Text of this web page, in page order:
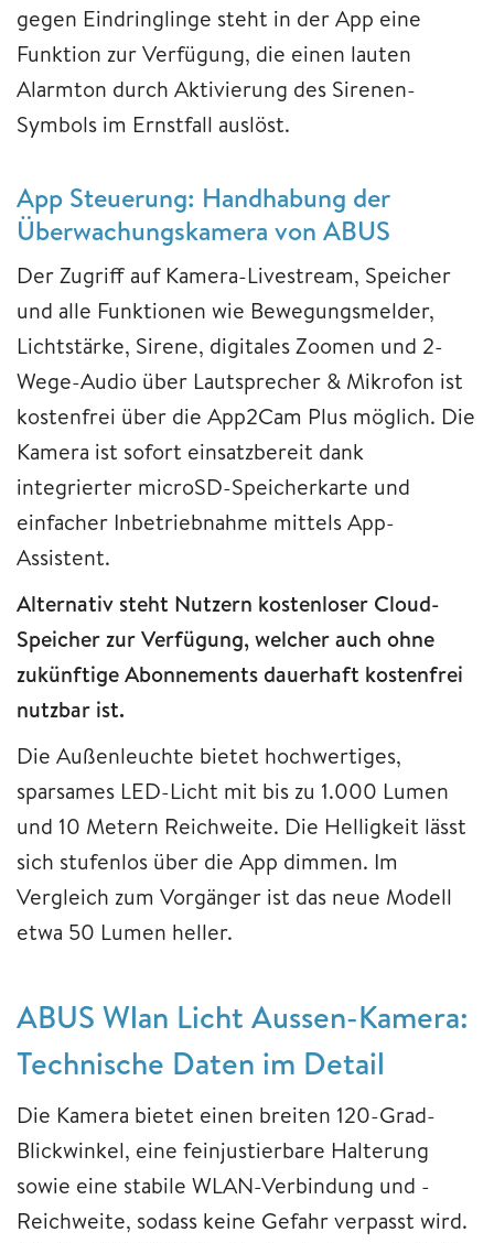
gegen Eindringlinge steht in der App eine
Funktion zur Verfügung, die einen lauten
Alarmton durch Aktivierung des Sirenen-
Symbols im Ernstfall auslöst.
App Steuerung: Handhabung der
Überwachungskamera von ABUS
Der Zugriff auf Kamera-Livestream, Speicher
und alle Funktionen wie Bewegungsmelder,
Lichtstärke, Sirene, digitales Zoomen und 2-
Wege-Audio über Lautsprecher & Mikrofon ist
kostenfrei über die App2Cam Plus möglich. Die
Kamera ist sofort einsatzbereit dank
integrierter microSD-Speicherkarte und
einfacher Inbetriebnahme mittels App-
Assistent.
Alternativ steht Nutzern kostenloser Cloud-
Speicher zur Verfügung, welcher auch ohne
zukünftige Abonnements dauerhaft kostenfrei
nutzbar ist.
Die Außenleuchte bietet hochwertiges,
sparsames LED-Licht mit bis zu 1.000 Lumen
und 10 Metern Reichweite. Die Helligkeit lässt
sich stufenlos über die App dimmen. Im
Vergleich zum Vorgänger ist das neue Modell
etwa 50 Lumen heller.
ABUS Wlan Licht Aussen-Kamera:
Technische Daten im Detail
Die Kamera bietet einen breiten 120-Grad-
Blickwinkel, eine feinjustierbare Halterung
sowie eine stabile WLAN-Verbindung und -
Reichweite, sodass keine Gefahr verpasst wird.